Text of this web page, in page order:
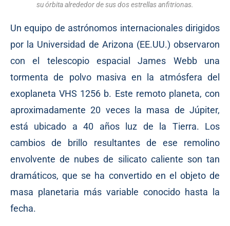
su órbita alrededor de sus dos estrellas anfitrionas.
Un equipo de astrónomos internacionales dirigidos
por la Universidad de Arizona (EE.UU.) observaron
con el telescopio espacial James Webb una
tormenta de polvo masiva en la atmósfera del
exoplaneta VHS 1256 b. Este remoto planeta, con
aproximadamente 20 veces la masa de Júpiter,
está ubicado a 40 años luz de la Tierra. Los
cambios de brillo resultantes de ese remolino
envolvente de nubes de silicato caliente son tan
dramáticos, que se ha convertido en el objeto de
masa planetaria más variable conocido hasta la
fecha.